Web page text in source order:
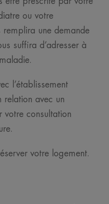
ou votre
une demande
suffira d’adresser à
l’établissement
relation avec un
votre consultation
votre logement.